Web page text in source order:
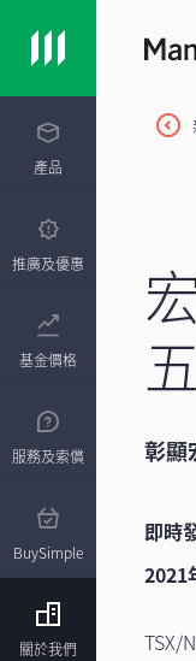
產品
推廣及優惠
基金價格
服務及索償
BuySimple
關於我們
彰顯
即時
2021
TSX/